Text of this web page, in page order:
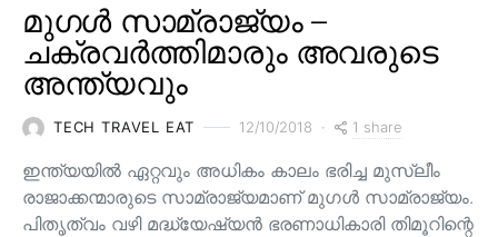
മുഗൾ സാമ്രാജ്യം –
ചക്രവർത്തിമാരും അവരുടെ
അന്ത്യവും
TECH TRAVEL EAT 12/10/2018 1 share
ഇന്ത്യയിൽ ഏറ്റവും അധികം കാലം ഭരിച്ച മുസ്ലീം
രാജാക്കന്മാരുടെ സാമ്രാജ്യമാണ് മുഗൾ സാമ്രാജ്യം.
പിതൃത്വം വഴി മദ്ധ്യേഷ്യൻ ഭരണാധികാരി തിമൂറിന്റെ